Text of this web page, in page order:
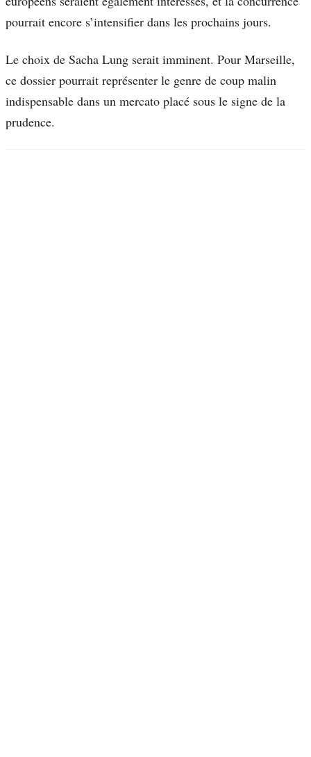
pourrait encore s’intensifier dans les prochains jours.
Le choix de Sacha Lung serait imminent. Pour Marseille,
ce dossier pourrait représenter le genre de coup malin
indispensable dans un mercato placé sous le signe de la
prudence.